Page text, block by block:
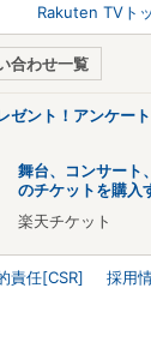
Rakuten TVト
合わせ一覧
ゼント！アンケ
舞台、コンサート
のチケットを購入
楽天チケット
責任[CSR] 採用